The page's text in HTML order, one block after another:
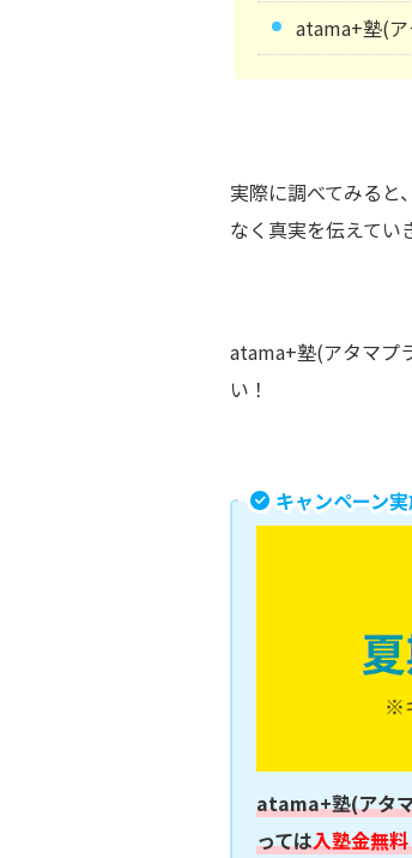
atama+塾(
実際に調べてみると
なく真実を伝えてい
atama+塾(アタマプ
い！
キャンペーン
atama+塾(アタ
っては入塾金無